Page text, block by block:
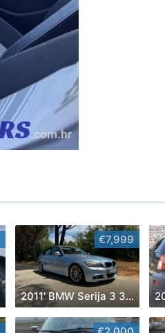
€7,999
2011' BMW Serija 3 320D